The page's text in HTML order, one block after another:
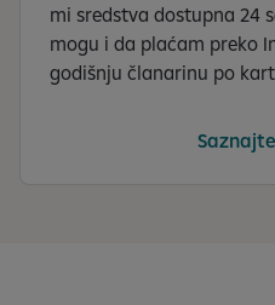
mi sredstva dostupna 24
mogu i da plaćam preko
godišnju članarinu po